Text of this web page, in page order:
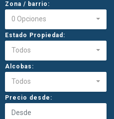
Zona / barrio:
0 Opciones
Estado Propiedad:
Todos
Alcobas:
Todos
Precio desde: